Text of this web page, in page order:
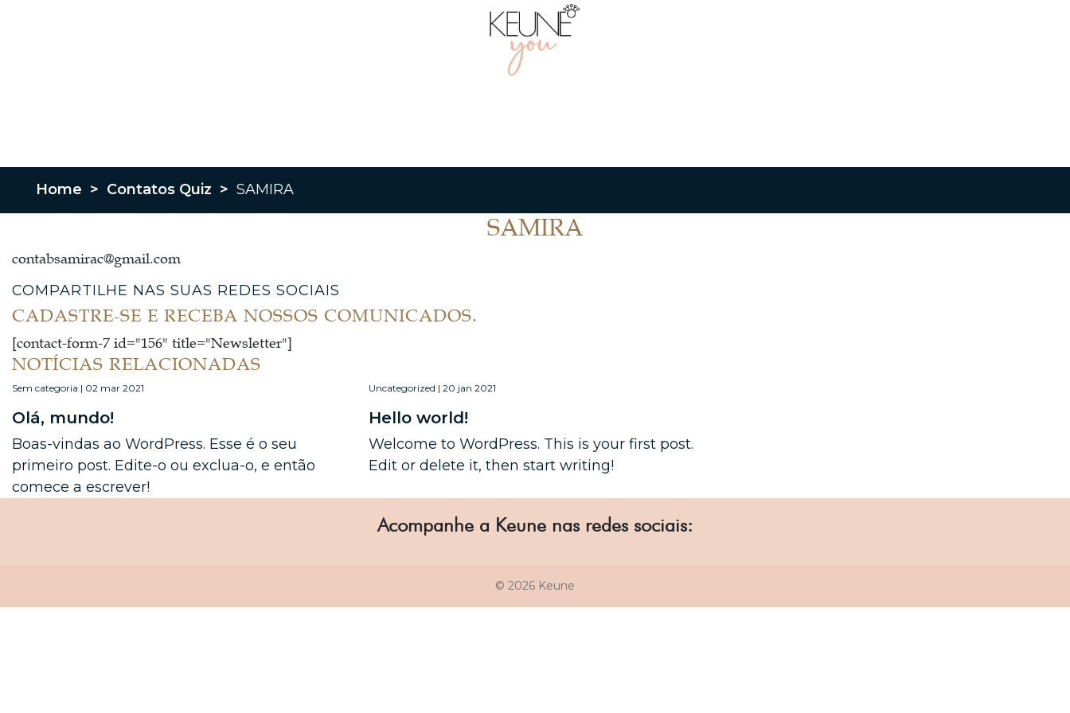
Home > Contatos Quiz > SAMIRA
SAMIRA
contabsamirac@gmail.com
COMPARTILHE NAS SUAS REDES SOCIAIS
CADASTRE-SE E RECEBA NOSSOS COMUNICADOS.
[contact-form-7 id="156" title="Newsletter"]
NOTÍCIAS RELACIONADAS
Sem categoria | 02 mar 2021
Olá, mundo!
Boas-vindas ao WordPress. Esse é o seu
primeiro post. Edite-o ou exclua-o, e então
comece a escrever!
Uncategorized | 20 jan 2021
Hello world!
Welcome to WordPress. This is your first post.
Edit or delete it, then start writing!
Acompanhe a Keune nas redes sociais:
© 2026 Keune